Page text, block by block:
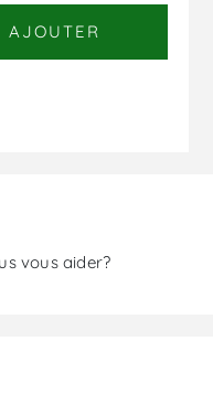
AJOUTER
vous aider?